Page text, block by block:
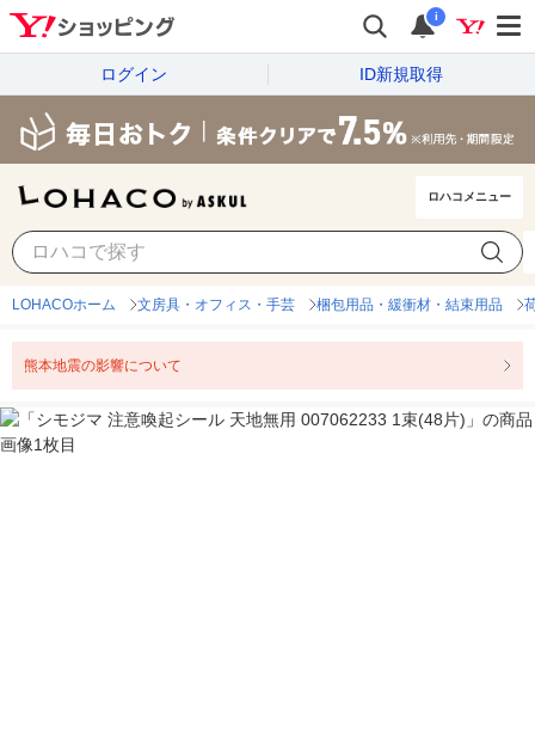
i
ログイン ID新規取得
ロハコメニュー
LOHACOホーム 文房具・オフィス・手芸 梱包用品・緩衝材・結束用品
熊本地震の影響について